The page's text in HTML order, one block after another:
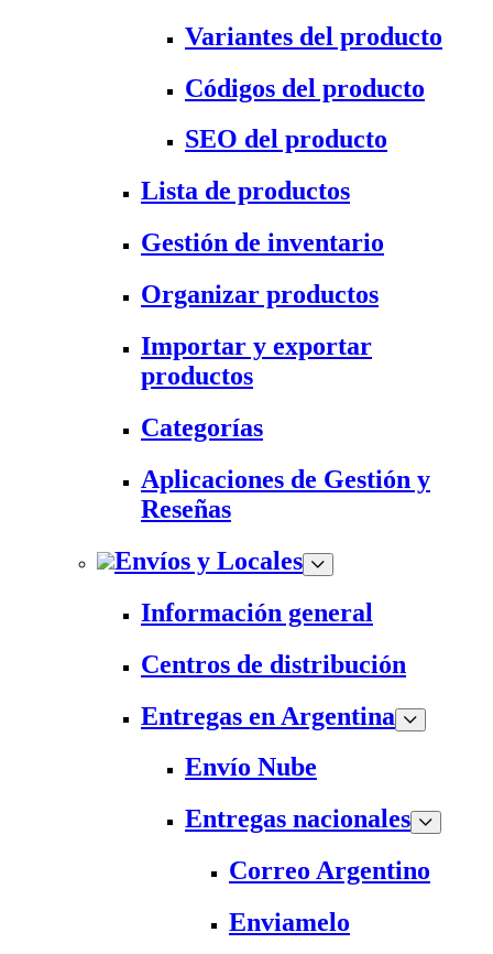
Variantes del producto
Códigos del producto
SEO del producto
Lista de productos
Gestión de inventario
Organizar productos
Importar y exportar
productos
Categorías
Aplicaciones de Gestión y
Reseñas
Envíos y Locales
Información general
Centros de distribución
Entregas en Argentina
Envío Nube
Entregas nacionales
Correo Argentino
Enviamelo